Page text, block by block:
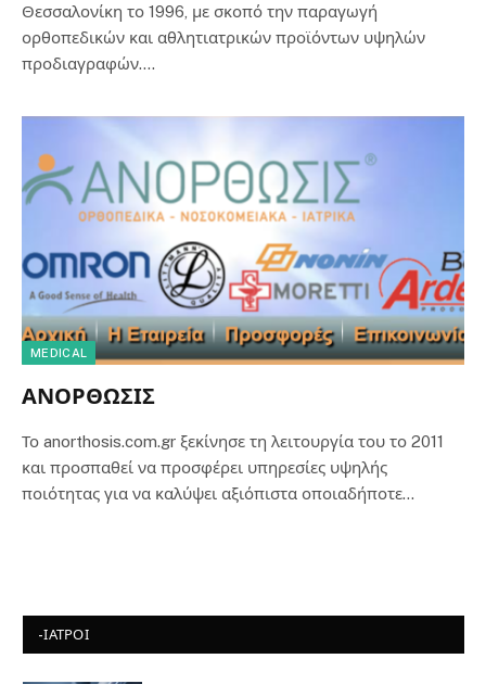
Θεσσαλονίκη το 1996, με σκοπό την παραγωγή
ορθοπεδικών και αθλητιατρικών προϊόντων υψηλών
προδιαγραφών.…
MEDICAL
ΑΝΟΡΘΩΣΙΣ
Το anorthosis.com.gr ξεκίνησε τη λειτουργία του το 2011
και προσπαθεί να προσφέρει υπηρεσίες υψηλής
ποιότητας για να καλύψει αξιόπιστα οποιαδήποτε…
-ΙΑΤΡΟΙ